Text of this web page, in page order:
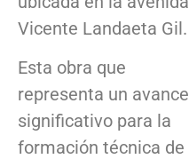
Vicente Landaeta Gil.
Esta obra que
representa un avance
significativo para la
formación técnica de